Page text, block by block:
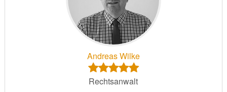
Andreas Wilke
Rechtsanwalt